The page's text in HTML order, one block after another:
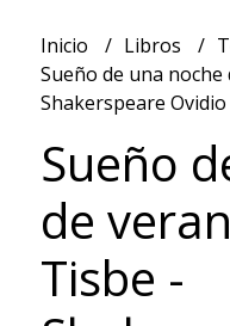
Inicio Libros
Sueño de una
Shakerspeare Ovidio
Sueño
de
Tisbe -